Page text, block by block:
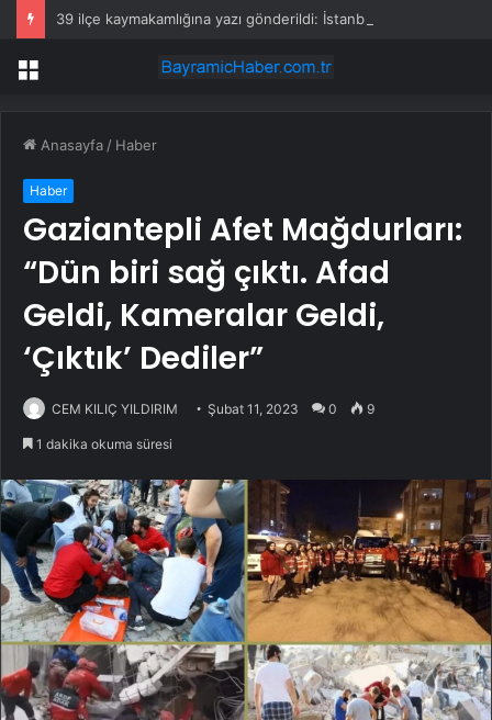
Menü
Anasayfa / Haber
Haber
Gaziantepli Afet Mağdurları:
“Dün biri sağ çıktı. Afad
Geldi, Kameralar Geldi,
‘Çıktık’ Dediler”
CEM KILIÇ YILDIRIM Şubat 11, 2023 0 9
1 dakika okuma süresi